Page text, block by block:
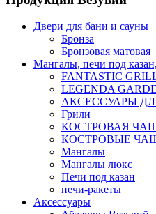
Двери для бани и сауны
Бронза
Бронзовая матовая
Мангалы, печи под
FANTASTIC
LEGENDA
АКСЕССУАРЫ
Грили
КОСТРОВАЯ
КОСТРОВЫЕ
Мангалы
Мангалы люкс
Печи под казан
печи-ракеты
Аксессуары